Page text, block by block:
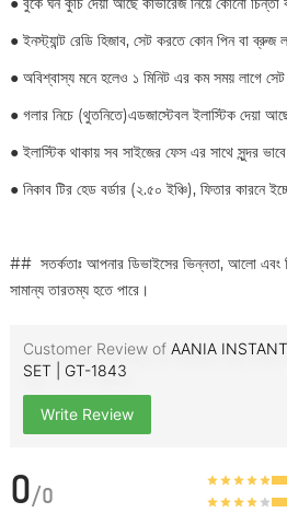
●ইনস্ট্যান্ট রেডি হিজাব, সেট করতে কোন পিন বা ব্রুজ
●অবিশ্বাস্য মনে হলেও ১ মিনিট এর কম সময় লাগে
●গলার নিচে (থুতনিতে)এডজাস্টেবল ইলাস্টিক দেয়া
●ইলাস্টিক থাকায় সব সাইজের ফেস এর সাথে সুন্দর
●নিকাব টির হেড বর্ডার (২.৫০ ইঞ্চি), ফিতার কারনে
## সতর্কতাঃ আপনার ডিভাইসের ভিন্নতা, আলো এবং
সামান্য তারতম্য হতে পারে।
Customer Review of AANIA
SET | GT-1843
Write Review
0/0